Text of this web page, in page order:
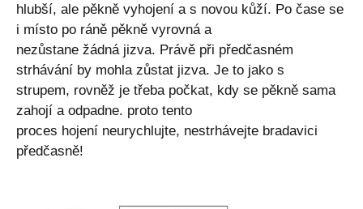
hlubší, ale pěkně vyhojení a s novou kůží. Po čase se
i místo po ráně pěkně vyrovná a
nezůstane žádná jizva. Právě při předčasném
strhávání by mohla zůstat jizva. Je to jako s
strupem, rovněž je třeba počkat, kdy se pěkně sama
zahojí a odpadne. proto tento
proces hojení neurychlujte, nestrhávejte bradavici
předčasně!